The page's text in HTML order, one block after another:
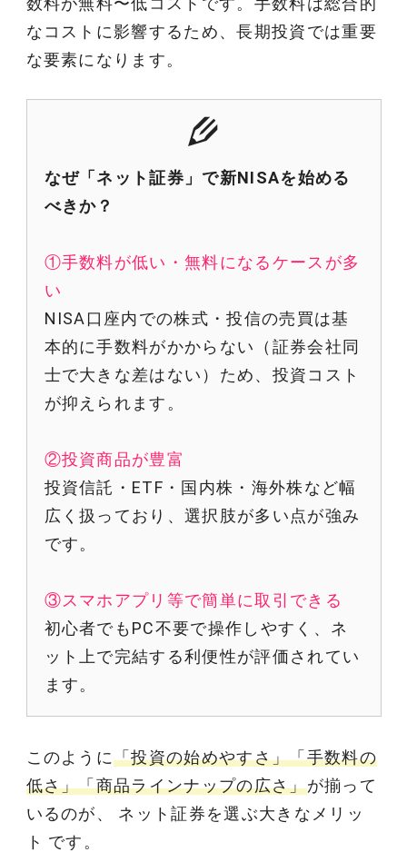
なコストに影響するため、長期投資では重要
な要素になります。
なぜ「ネット証券」で新NISAを始める
べきか？
①手数料が低い・無料になるケースが多
い
NISA口座内での株式・投信の売買は基
本的に手数料がかからない（証券会社同
士で大きな差はない）ため、投資コスト
が抑えられます。
②投資商品が豊富
投資信託・ETF・国内株・海外株など幅
広く扱っており、選択肢が多い点が強み
です。
③スマホアプリ等で簡単に取引できる
初心者でもPC不要で操作しやすく、ネ
ット上で完結する利便性が評価されてい
ます。
このように「投資の始めやすさ」「手数料の
低さ」「商品ラインナップの広さ」が揃って
いるのが、 ネット証券を選ぶ大きなメリッ
ト です。